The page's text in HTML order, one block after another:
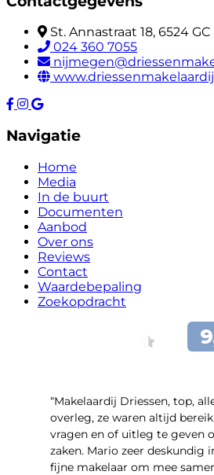
St. Annastraat 18, 6524
024 360 7055
Navigatie
Home
Media
In de buurt
Documenten
Aanbod
Over ons
Reviews
Contact
Waardebepaling
Zoekopdracht
“Makelaardij Driessen, top,
overleg, ze waren altijd
vragen en of uitleg te geven
zaken. Mario zeer deskundig
fijne makelaar om mee